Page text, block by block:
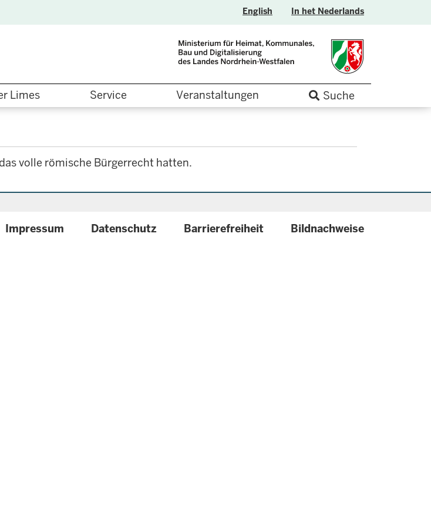
English In het Nederlands
Limes Service Veranstaltungen Suche
volle römische Bürgerrecht hatten.
{
Impressum Datenschutz Barrierefreiheit Bildnachweise